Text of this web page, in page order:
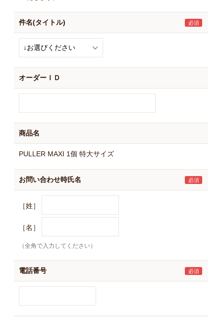
件名(タイトル)
オーダーＩＤ
商品名
PULLER MAXI 1個 特大サイズ
お問い合わせ時氏名
［姓］
［名］
（全角で入力してください）
電話番号